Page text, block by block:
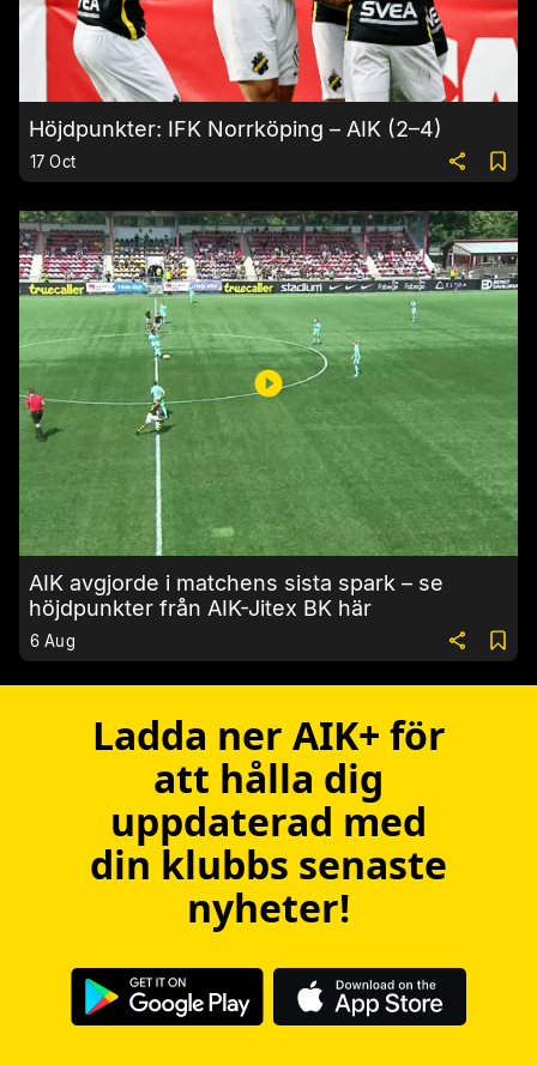
Höjdpunkter: IFK Norrköping – AIK (2–4)
17 Oct
AIK avgjorde i matchens sista spark – se
höjdpunkter från AIK-Jitex BK här
6 Aug
Ladda ner AIK+ för
att hålla dig
uppdaterad med
din klubbs senaste
nyheter!